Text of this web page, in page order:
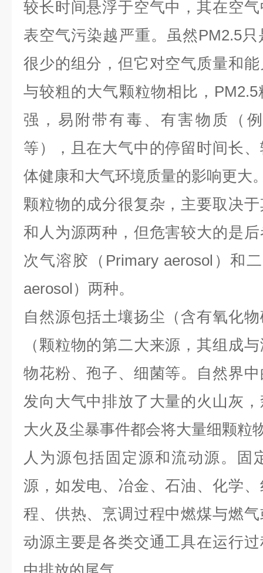
较长时间悬浮于空气中，其在空
表空气污染越严重。虽然PM2.5
很少的组分，但它对空气质量和
与较粗的大气颗粒物相比，
强，易附带有毒、有害物质（
等），且在大气中的停留时间长
体健康和大气环境质量的影响更大
颗粒物的成分很复杂，主要取决
和人为源两种，但危害较大的是
次气溶胶（Primary aerosol）和
aerosol）两种。
自然源包括土壤扬尘（含有氧化
（颗粒物的第二大来源，其组成
物花粉、孢子、细菌等。自然界
发向大气中排放了大量的火山灰
大火及尘暴事件都会将大量细颗粒
人为源包括固定源和流动源。固
源，如发电、冶金、石油、化学
程、供热、烹调过程中燃煤与燃
动源主要是各类交通工具在运行